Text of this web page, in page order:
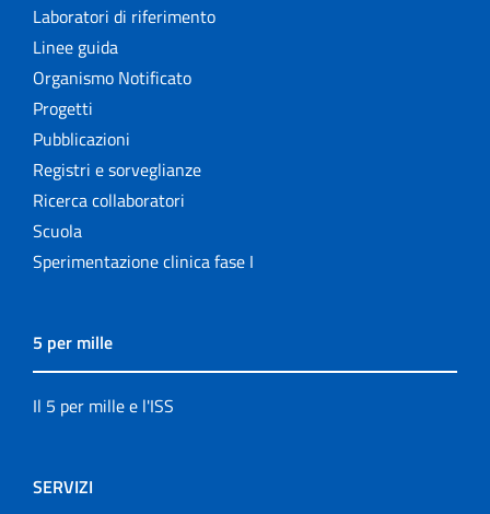
Laboratori di riferimento
Linee guida
Organismo Notificato
Progetti
Pubblicazioni
Registri e sorveglianze
Ricerca collaboratori
Scuola
Sperimentazione clinica fase I
5 per mille
Il 5 per mille e l'ISS
SERVIZI